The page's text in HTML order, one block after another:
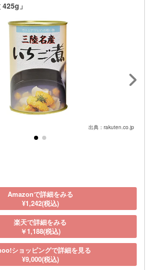
」
出典：rakuten.co.jp
Amazonで詳細をみる
¥1,242(税込)
楽天で詳細をみる
￥1,188(税込)
ショッピングで詳細を見る
¥9,000(税込)